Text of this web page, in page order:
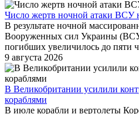
Число жертв ночной атаки ВСУ
В результате ночной
Вооруженных сил Украины
погибших увеличилось до пяти
9 августа 2026
В Великобритании усилили
кораблями
В июле корабли и вертолеты